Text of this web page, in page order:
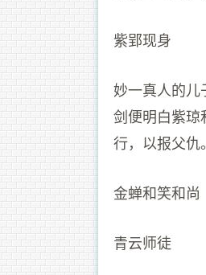
紫郢现身
妙一真人的儿
剑便明白紫
行，以报父仇。
金蝉和笑和尚
青云师徒